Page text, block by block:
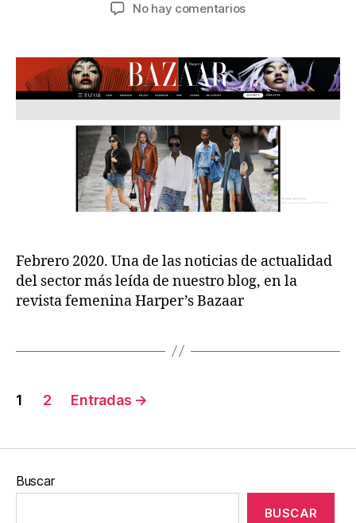
No hay comentarios
Febrero 2020. Una de las noticias de actualidad
del sector más leída de nuestro blog, en la
revista femenina Harper’s Bazaar
1 2 Entradas →
Buscar
BUSCAR